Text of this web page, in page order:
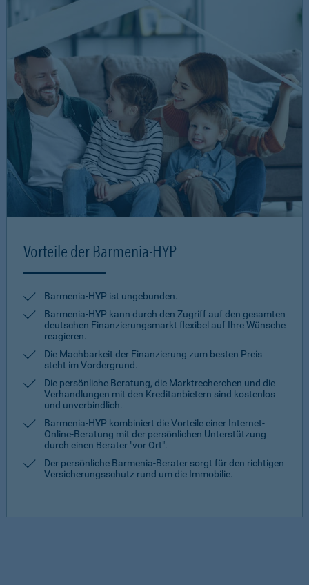
Vorteile der Barmenia-HYP
Barmenia-HYP ist ungebunden.
Barmenia-HYP kann durch den Zugriff auf den gesamten
deutschen Finanzierungsmarkt flexibel auf Ihre Wünsche
reagieren.
Die Machbarkeit der Finanzierung zum besten Preis
steht im Vordergrund.
Die persönliche Beratung, die Marktrecherchen und die
Verhandlungen mit den Kreditanbietern sind kostenlos
und unverbindlich.
Barmenia-HYP kombiniert die Vorteile einer Internet-
Online-Beratung mit der persönlichen Unterstützung
durch einen Berater "vor Ort".
Der persönliche Barmenia-Berater sorgt für den richtigen
Versicherungsschutz rund um die Immobilie.